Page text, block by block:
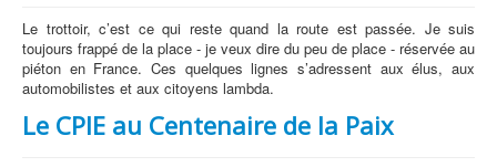
Le trottoir, c’est ce qui reste quand la route est passée. Je suis
toujours frappé de la place - je veux dire du peu de place - réservée au
piéton en France. Ces quelques lignes s’adressent aux élus, aux
automobilistes et aux citoyens lambda.
Le CPIE au Centenaire de la Paix